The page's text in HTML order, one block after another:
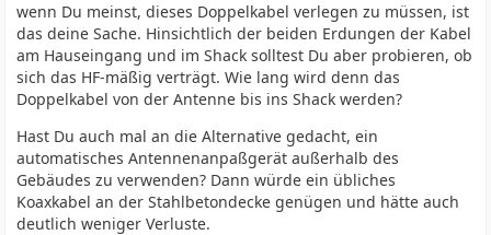
wenn Du meinst, dieses Doppelkabel verlegen zu müssen, ist
das deine Sache. Hinsichtlich der beiden Erdungen der Kabel
am Hauseingang und im Shack solltest Du aber probieren, ob
sich das HF-mäßig verträgt. Wie lang wird denn das
Doppelkabel von der Antenne bis ins Shack werden?
Hast Du auch mal an die Alternative gedacht, ein
automatisches Antennenanpaßgerät außerhalb des
Gebäudes zu verwenden? Dann würde ein übliches
Koaxkabel an der Stahlbetondecke genügen und hätte auch
deutlich weniger Verluste.